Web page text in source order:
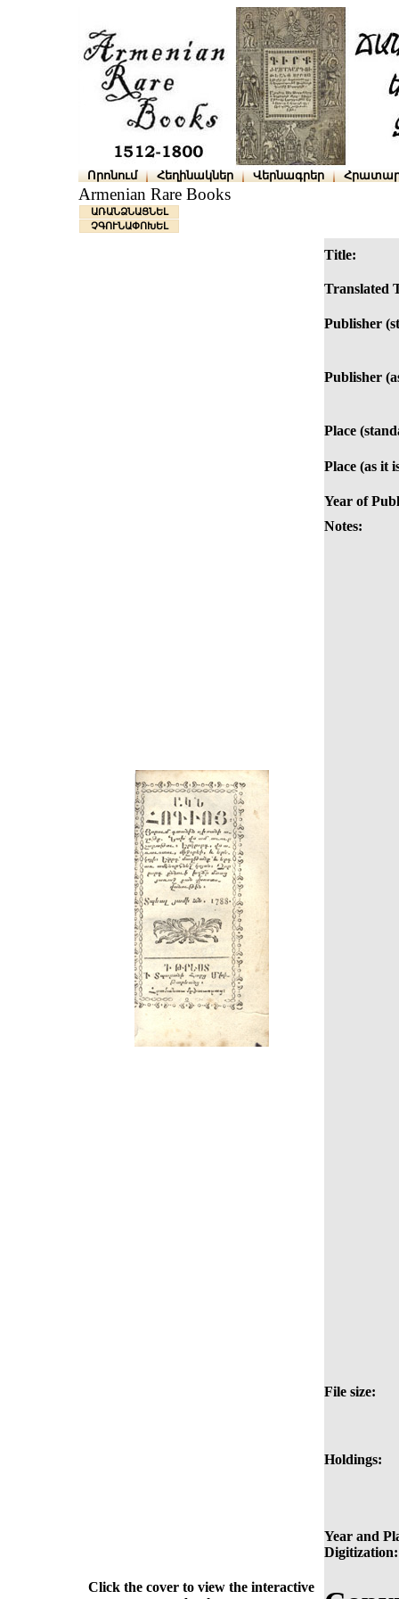
Որոնում Հեղինակներ Վերնագրեր
Armenian Rare Books
ԱՌԱՆՁՆԱՑՆԵԼ
ՉԳՈՒՆԱՓՈԽԵԼ
Title:
Translated
Publisher
Publisher
Place
Place (as it
Year of
Notes:
File size:
Holdings:
Year and
Digitization:
Click the cover to view the interactive